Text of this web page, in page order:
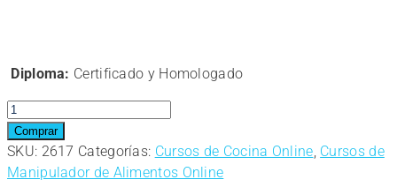
Diploma: Certificado y Homologado
Curso
online.
Manipulador
de
Comprar
SKU: 2617 Categorías: Cursos de Cocina Online Cursos de
Manipulador de Alimentos Online